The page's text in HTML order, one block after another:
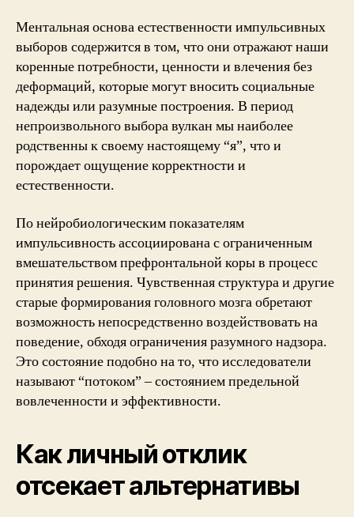
Ментальная основа естественности импульсивных
выборов содержится в том, что они отражают наши
коренные потребности, ценности и влечения без
деформаций, которые могут вносить социальные
надежды или разумные построения. В период
непроизвольного выбора вулкан мы наиболее
родственны к своему настоящему “я”, что и
порождает ощущение корректности и
естественности.
По нейробиологическим показателям
импульсивность ассоциирована с ограниченным
вмешательством префронтальной коры в процесс
принятия решения. Чувственная структура и другие
старые формирования головного мозга обретают
возможность непосредственно воздействовать на
поведение, обходя ограничения разумного надзора.
Это состояние подобно на то, что исследователи
называют “потоком” – состоянием предельной
вовлеченности и эффективности.
Как личный отклик
отсекает альтернативы